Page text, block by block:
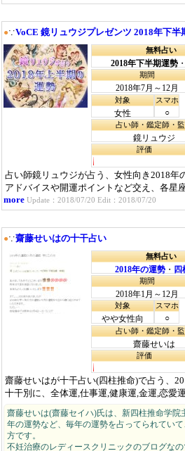
●∵VoCE 鏡リュウジプレゼンツ 2018年下半
無料占い
2018年下半期運勢 ・
期間
2018年7月～12月
対象
女性
スマホ
○
占い師・鑑定師・
鏡リュウジ
評価
占い師鏡リュウジが占う、女性向き2018年
アドバイスや開運ポイントなど交え、各星
more Update：2018/07/20 Edit：2018/07/20
●∵齋藤せいはの十干占い
無料占い
2018年の運勢 ・ 四
期間
2018年1月～12月
対象
やや女性向
スマホ
○
占い師・鑑定師・
齋藤せいは
評価
齋藤せいはが十干占い(四柱推命)で占う、
十干別に、全体運,仕事運,健康運,金運,恋愛
齋藤せいは(齋藤セイハ)氏は、新四柱推命学院
年の運勢など、毎年の運勢を占ってられてい
方です。
不妊治療のレディースクリニックのブログな